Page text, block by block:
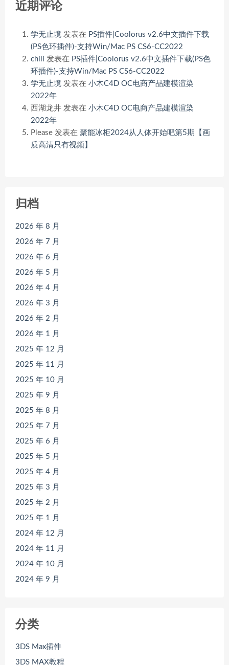
近期评论
学无止境 发表在 PS插件|Coolorus v2.6中文插件下载
(PS色环插件)-支持Win/Mac PS CS6-CC2022
chili 发表在 PS插件|Coolorus v2.6中文插件下载(PS色
环插件)-支持Win/Mac PS CS6-CC2022
学无止境 发表在 小木C4D OC电商产品建模渲染
2022年
西湖龙井 发表在 小木C4D OC电商产品建模渲染
2022年
Please 发表在 聚能冰柜2024从人体开始吧第5期【画
质高清只有视频】
归档
2026 年 8 月
2026 年 7 月
2026 年 6 月
2026 年 5 月
2026 年 4 月
2026 年 3 月
2026 年 2 月
2026 年 1 月
2025 年 12 月
2025 年 11 月
2025 年 10 月
2025 年 9 月
2025 年 8 月
2025 年 7 月
2025 年 6 月
2025 年 5 月
2025 年 4 月
2025 年 3 月
2025 年 2 月
2025 年 1 月
2024 年 12 月
2024 年 11 月
2024 年 10 月
2024 年 9 月
分类
3DS Max插件
3DS MAX教程